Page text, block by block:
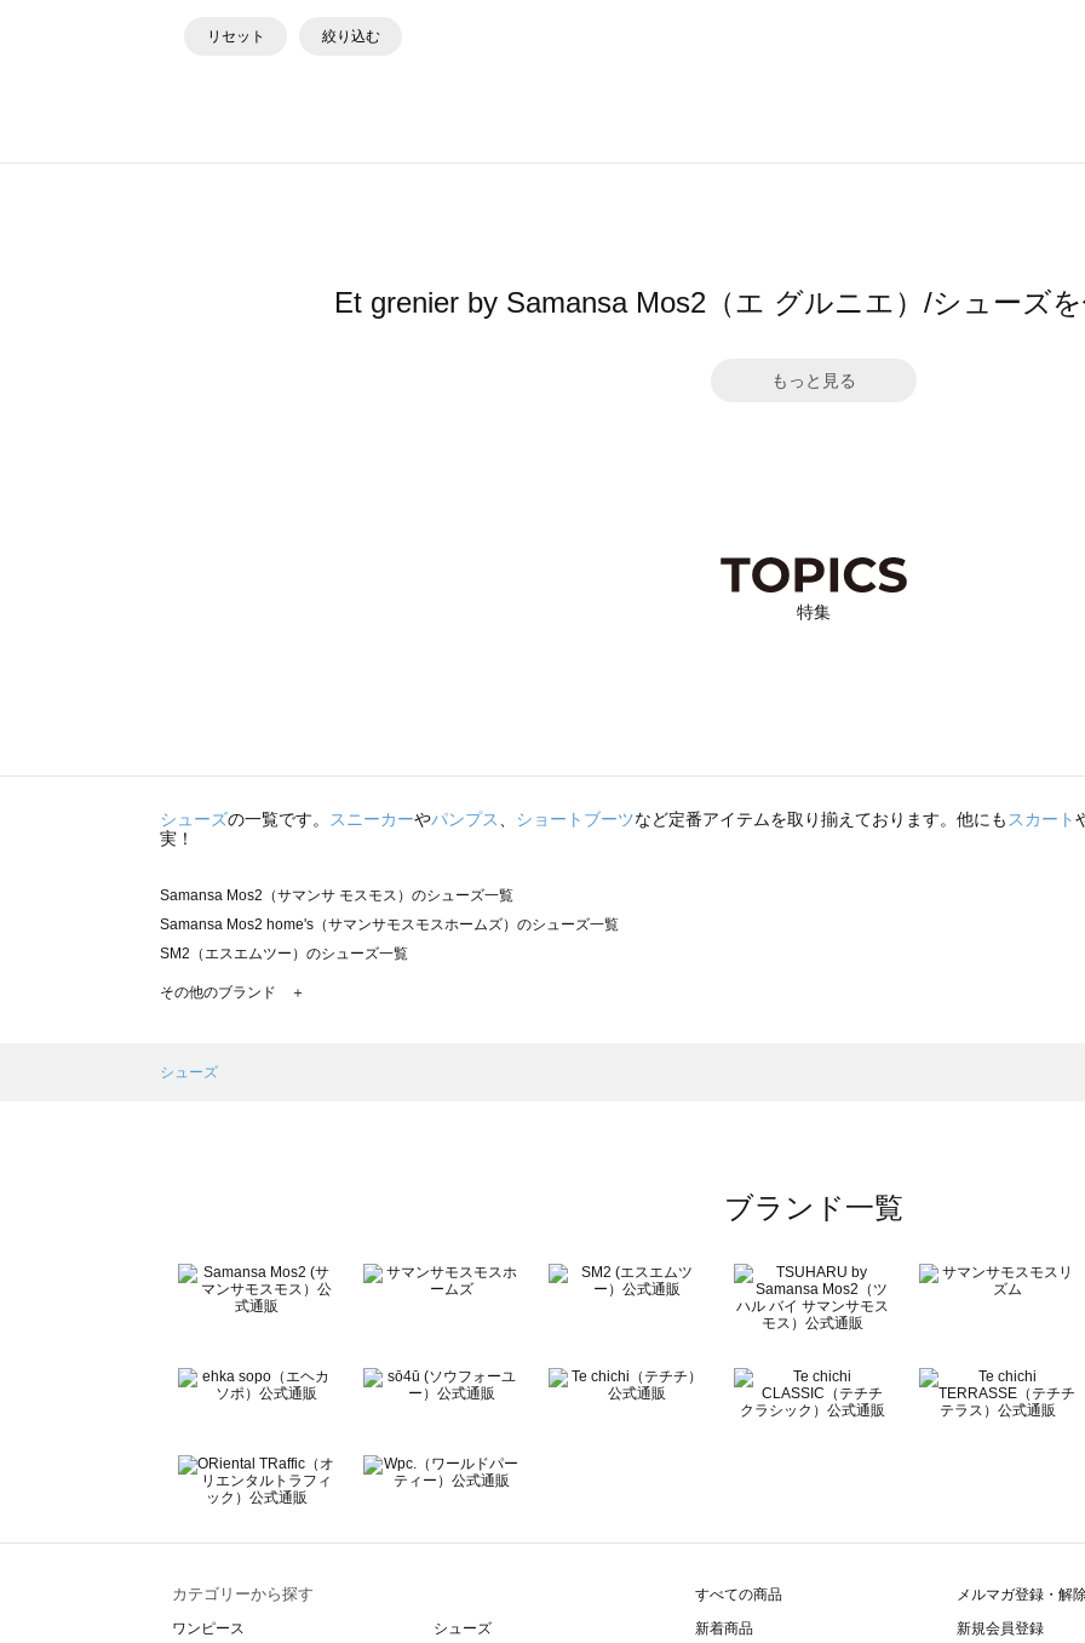
リセット 絞り込む
Et grenier by Samansa Mos2（エ グルニエ）/シューズ
もっと見る
特集
シューズの一覧です。 スニーカーやパンプス ショートブーツなど定番アイテムを取り揃えております。他にも スカート
実！
Samansa Mos2（サマンサ モスモス）のシューズ一覧
Samansa Mos2 home's（サマンサモスモスホームズ）のシューズ一覧
SM2（エスエムツー）のシューズ一覧
TSUHARU by Samansa Mos2（ツハルバイサマンサモスモス）のシューズ一覧
Samansa Mos2 Lagom（サマンサモスモス ラーゴム）のシューズ一覧
BETTY'S BLUE（べティーズブルー）のシューズ一覧
Wpc.（ワールドパーティー）のシューズ一覧
その他のブランド ＋
シューズ
ブランド一覧
カテゴリーから探す
ワンピース シューズ
すべての商品
新着商品
メルマガ登録・解
新規会員登録